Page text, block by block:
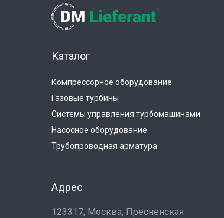
Каталог
Компрессорное оборудование
Газовые турбины
Системы управления турбомашинами
Насосное оборудование
Трубопроводная арматура
Адрес
123317, Москва, Пресненская